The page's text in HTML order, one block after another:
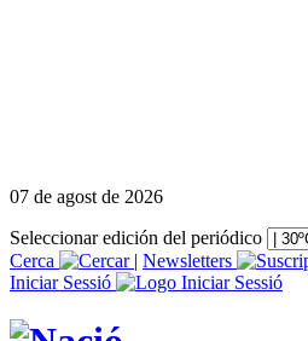
07 de agost de 2026
Seleccionar edición del periódico
Cerca
| Newsletters
Iniciar Sessió